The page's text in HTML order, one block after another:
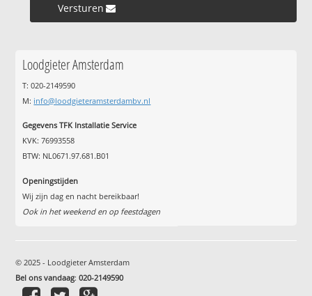
Versturen »
Loodgieter Amsterdam
T: 020-2149590
M: info@loodgieteramsterdambv.nl
Gegevens TFK Installatie Service
KVK: 76993558
BTW: NL0671.97.681.B01
Openingstijden
Wij zijn dag en nacht bereikbaar!
Ook in het weekend en op feestdagen
© 2025 - Loodgieter Amsterdam
Bel ons vandaag:020-2149590